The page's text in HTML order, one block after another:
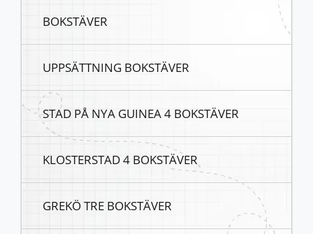
BOKSTÄVER
UPPSÄTTNING BOKSTÄVER
STAD PÅ NYA GUINEA 4 BOKSTÄVER
KLOSTERSTAD 4 BOKSTÄVER
GREKÖ TRE BOKSTÄVER